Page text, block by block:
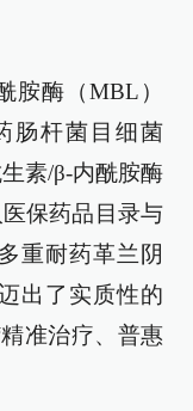
胺酶（MBL）
肠杆菌目细菌
素/β-内酰胺酶
保药品目录与
重耐药革兰阴
出了实质性的
准治疗、普惠